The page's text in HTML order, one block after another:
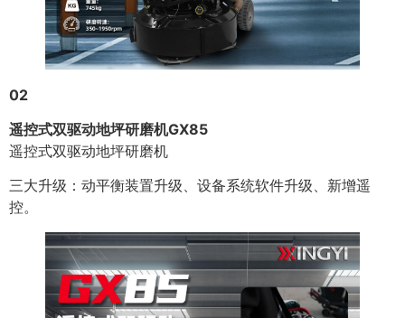
02
遥控式双驱动地坪研磨机GX85
遥控式双驱动地坪研磨机
三大升级：动平衡装置升级、设备系统软件升级、新增遥
控。